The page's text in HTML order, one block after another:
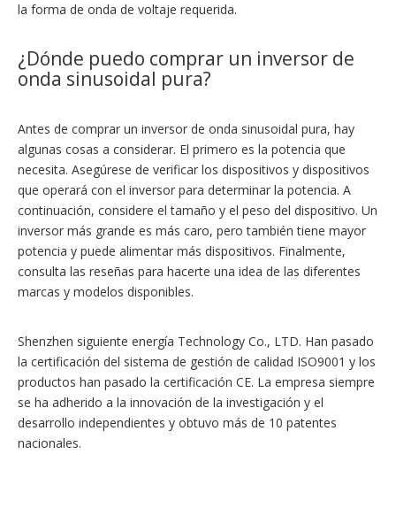
la forma de onda de voltaje requerida.
¿Dónde puedo comprar un inversor de
onda sinusoidal pura?
Antes de comprar un inversor de onda sinusoidal pura, hay
algunas cosas a considerar. El primero es la potencia que
necesita. Asegúrese de verificar los dispositivos y dispositivos
que operará con el inversor para determinar la potencia. A
continuación, considere el tamaño y el peso del dispositivo. Un
inversor más grande es más caro, pero también tiene mayor
potencia y puede alimentar más dispositivos. Finalmente,
consulta las reseñas para hacerte una idea de las diferentes
marcas y modelos disponibles.
Shenzhen siguiente energía Technology Co., LTD. Han pasado
la certificación del sistema de gestión de calidad ISO9001 y los
productos han pasado la certificación CE. La empresa siempre
se ha adherido a la innovación de la investigación y el
desarrollo independientes y obtuvo más de 10 patentes
nacionales.